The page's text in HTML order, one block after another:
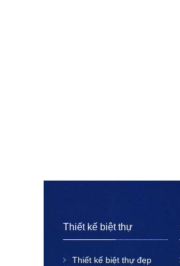
Thiết kế biệt thự
Thiết kế biệt thự đẹp